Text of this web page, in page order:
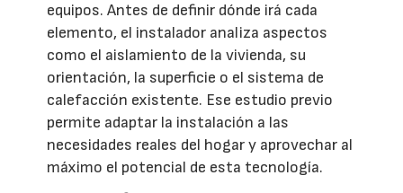
equipos. Antes de definir dónde irá cada
elemento, el instalador analiza aspectos
como el aislamiento de la vivienda, su
orientación, la superficie o el sistema de
calefacción existente. Ese estudio previo
permite adaptar la instalación a las
necesidades reales del hogar y aprovechar al
máximo el potencial de esta tecnología.